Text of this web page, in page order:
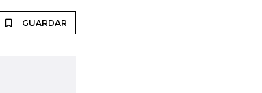
GUARDAR